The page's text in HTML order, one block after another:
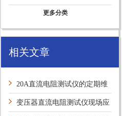
更多分类
相关文章
20A直流电阻测试仪的定期维
护保养方法介绍
变压器直流电阻测试仪现场应